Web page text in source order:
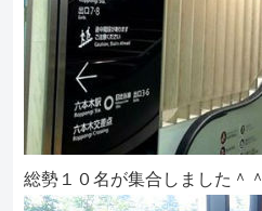
総勢１０名が集合しました＾＾